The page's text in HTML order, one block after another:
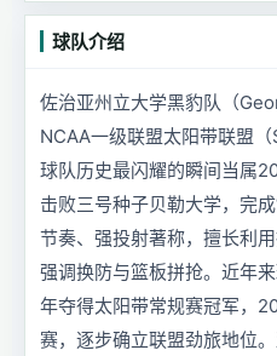
球队介绍
佐治亚州立大学黑豹队（
NCAA一级联盟太阳带联盟
球队历史最闪耀的瞬间当属
击败三号种子贝勒大学，完
节奏、强投射著称，擅长利
强调换防与篮板拼抢。近年
年夺得太阳带常规赛冠军，
赛，逐步确立联盟劲旅地位